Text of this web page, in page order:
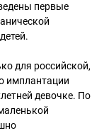
первые
для российской,
имплантации
девочке. По